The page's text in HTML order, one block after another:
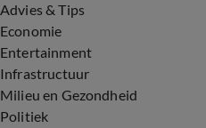
Advies & Tips
Economie
Entertainment
Infrastructuur
Milieu en Gezondheid
Politiek